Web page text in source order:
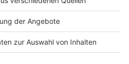
Studio-Hotline
Verkehrs-Hotline